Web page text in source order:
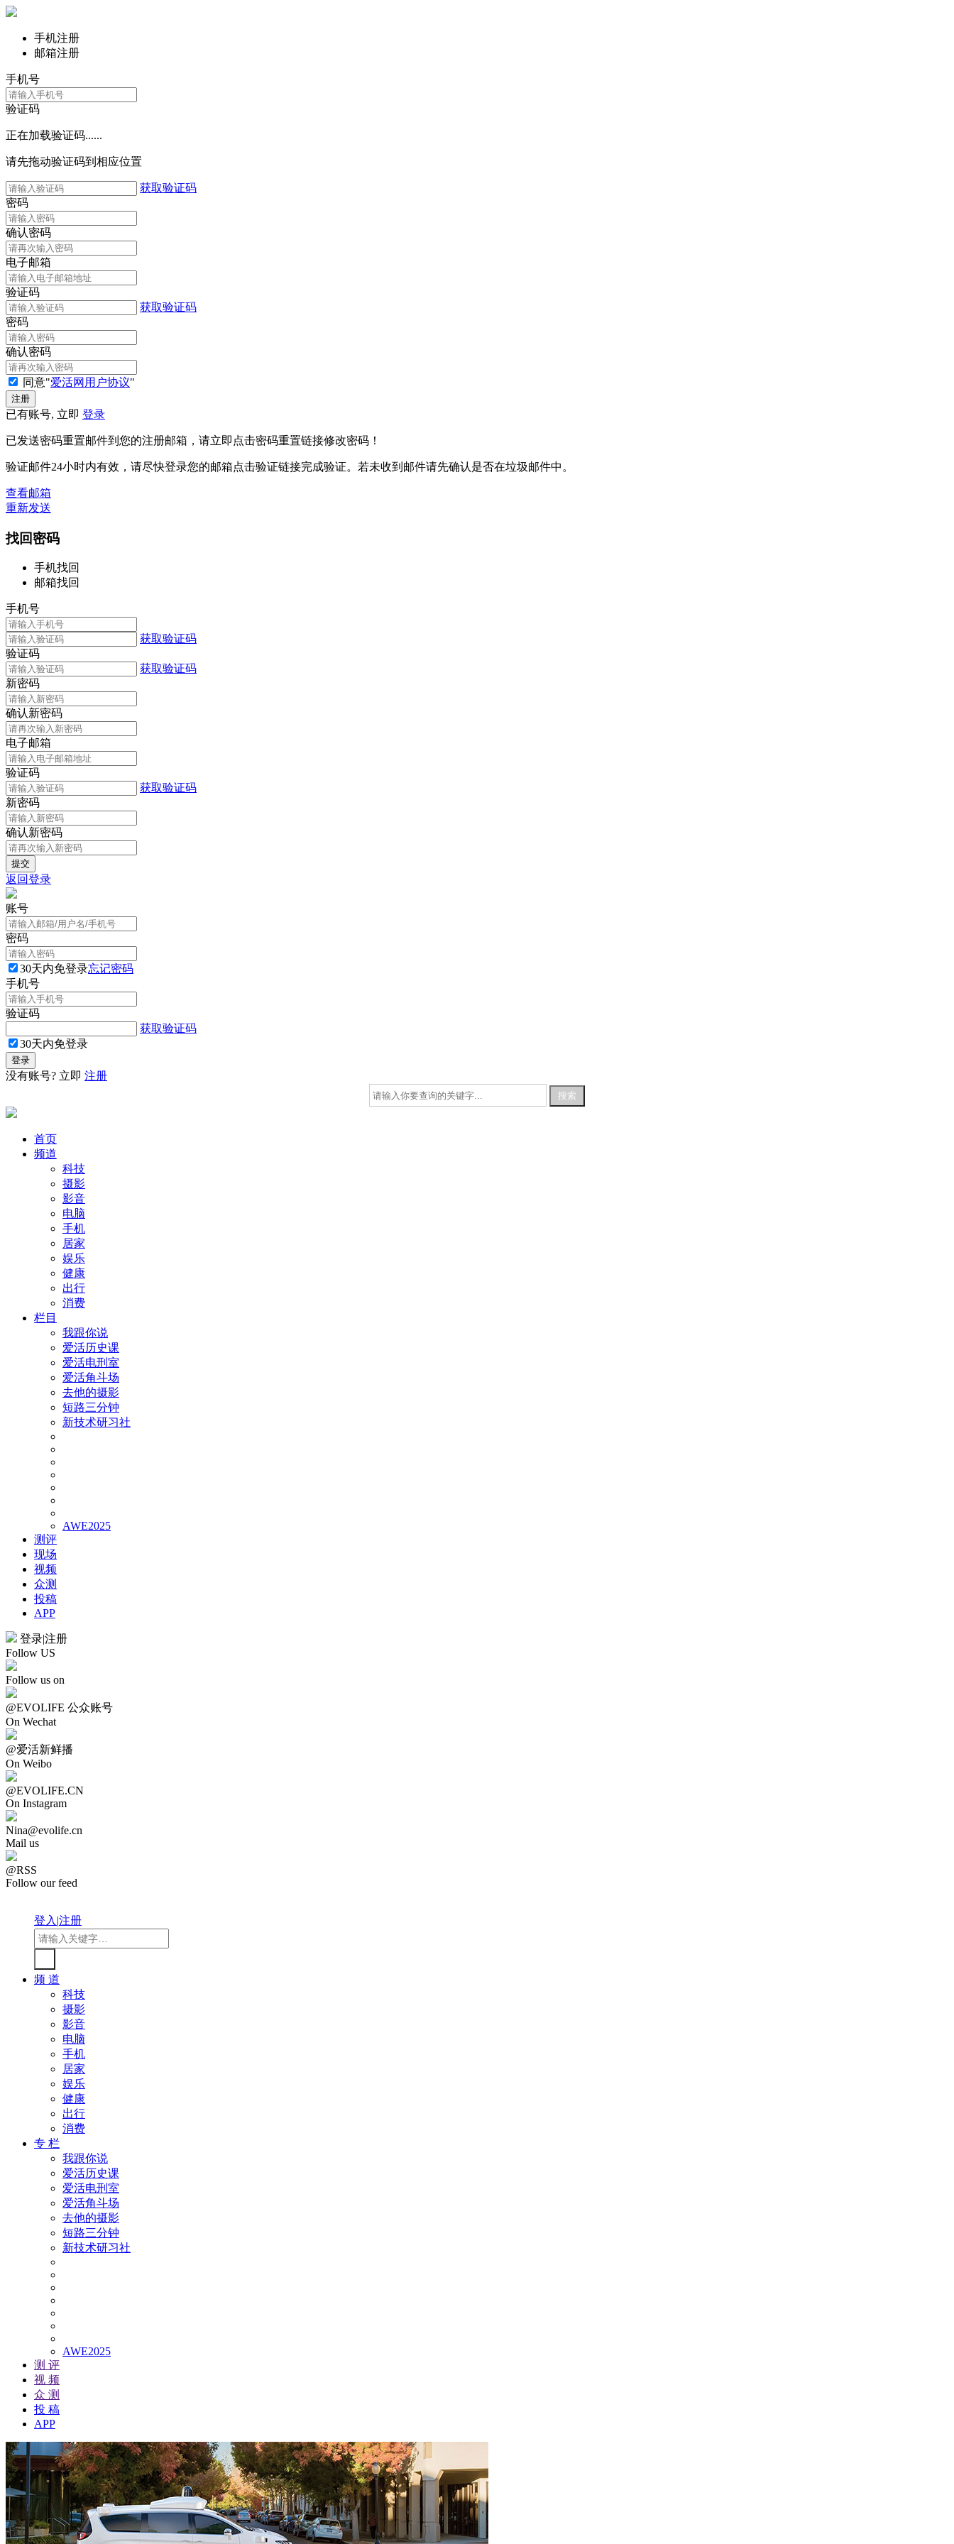
手机注册
邮箱注册
手机号
验证码
正在加载验证码......
请先拖动验证码到相应位置
获取验证码
密码
确认密码
电子邮箱
验证码
获取验证码
密码
确认密码
同意"爱活网用户协议"
已有账号, 立即 登录
已发送密码重置邮件到您的注册邮箱，请立即点击密码重置链接修改密码！
验证邮件24小时内有效，请尽快登录您的邮箱点击验证链接完成验证。若未收到邮件请先确认是否在垃圾邮件中。
查看邮箱
重新发送
找回密码
手机找回
邮箱找回
手机号
获取验证码
验证码
获取验证码
新密码
确认新密码
电子邮箱
验证码
获取验证码
新密码
确认新密码
返回登录
账号
密码
30天内免登录忘记密码
手机号
验证码
获取验证码
30天内免登录
没有账号? 立即 注册
首页
频道
科技
摄影
影音
电脑
手机
居家
娱乐
健康
出行
消费
栏目
我跟你说
爱活历史课
爱活电刑室
爱活角斗场
去他的摄影
短路三分钟
新技术研习社
AWE2025
测评
现场
视频
众测
投稿
APP
登录|注册
Follow US
Follow us on
@EVOLIFE 公众账号
On Wechat
@爱活新鲜播
On Weibo
@EVOLIFE.CN
On Instagram
Nina@evolife.cn
Mail us
@RSS
Follow our feed
登入|注册
频 道
科技
摄影
影音
电脑
手机
居家
娱乐
健康
出行
消费
专 栏
我跟你说
爱活历史课
爱活电刑室
爱活角斗场
去他的摄影
短路三分钟
新技术研习社
AWE2025
测 评
视 频
众 测
投 稿
APP